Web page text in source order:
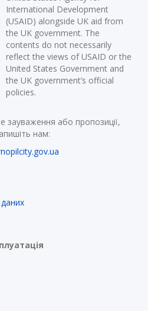
International Development
(USAID) alongside UK aid from
the UK government. The
contents do not necessarily
reflect the views of USAID or the
United States Government and
the UK government’s official
policies.
зауваження або пропозиції,
нам: